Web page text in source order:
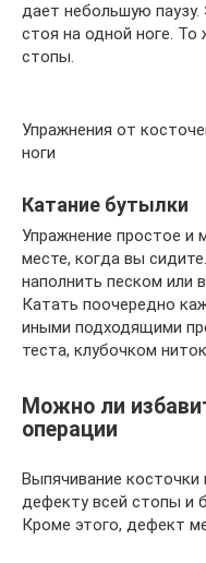
дает небольшую
стоя на одной ноге. То
стопы.
Упражнения от
ноги
Катание бутылки
Упражнение простое
месте, когда вы
наполнить песком или
Катать поочередно
иными подходящими
теста, клубочком
Можно ли
операции
Выпячивание
дефекту всей стопы и
Кроме этого, дефект